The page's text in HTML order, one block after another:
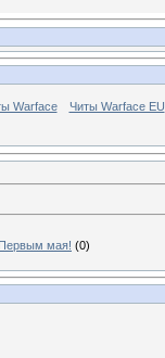
Warface Читы Warface EU
мая! (0)